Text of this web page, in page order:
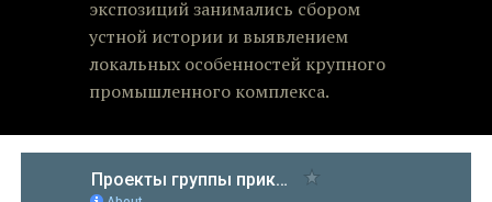
экспозиций занимались сбором
устной истории и выявлением
локальных особенностей крупного
промышленного комплекса.